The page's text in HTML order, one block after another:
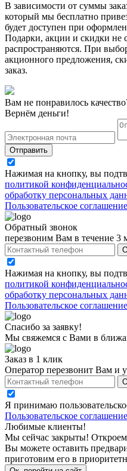
В зависимости от суммы
который мы бесплатно
будет доступен при
Подарки, акции и скидки не
распространяются. При
акционного предложения,
заказ.
Вам не понравилось
Вернём деньги!
Отправить
Нажимая на кнопку, вы
политикой
обработку персональных
Пользовательское соглашение
Обратный звонок
перезвоним Вам в течение 3
Нажимая на кнопку, вы
политикой
обработку персональных
Пользовательское соглашение
Спасибо за заявку!
Мы свяжемся с Вами в
Заказ в 1 клик
Оператор перезвонит Вам и
Я принимаю
Пользовательское соглашение
Любимые клиенты!
Мы сейчас закрыты!
Вы можете оставить
приготовим его в